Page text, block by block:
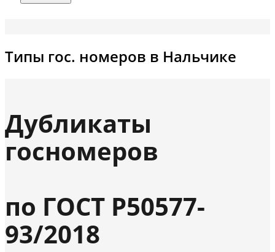
Типы гос. номеров в Нальчике
Дубликаты
госномеров
по ГОСТ Р50577-
93/2018